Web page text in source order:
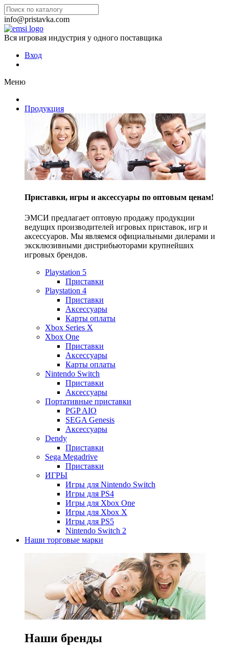
info@pristavka.com
Вся игровая индустрия у одного поставщика
Вход
Меню
Продукция
Приставки, игры и аксессуары по оптовым ценам!
ЭМСИ предлагает оптовую продажу продукции
ведущих производителей игровых приставок, игр и
аксессуаров. Мы являемся официальными дилерами и
эксклюзивными дистрибьюторами крупнейших
игровых брендов.
Playstation 5
Приставки
Playstation 4
Приставки
Аксессуары
Карты оплаты
Xbox Series X
Xbox One
Приставки
Аксессуары
Карты оплаты
Nintendo Switch
Приставки
Аксессуары
Портативные приставки
PGP AIO
SEGA Genesis
Аксессуары
Dendy
Приставки
Sega Megadrive
Приставки
ИГРЫ
Игры для Nintendo Switch
Игры для PS4
Игры для Xbox One
Игры для Xbox X
Игры для PS5
Nintendo Switch 2
Наши торговые марки
Наши бренды